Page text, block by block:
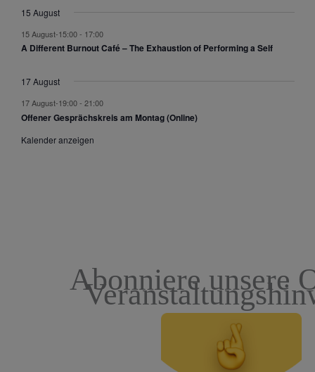
15 August
15 August-15:00- 17:00
A Different Burnout Café – The Exhaustion of Performing a Self
17 August
17 August-19:00- 21:00
Offener Gesprächskreis am Montag (Online)
Kalender anzeigen
Abonniere unsere